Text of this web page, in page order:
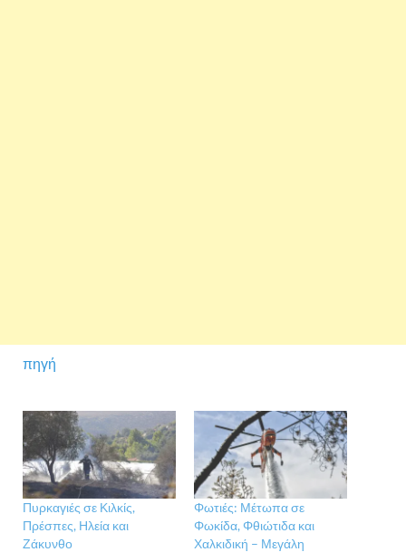
πηγή
Πυρκαγιές σε Κιλκίς,
Πρέσπες, Ηλεία και
Ζάκυνθο
Φωτιές: Μέτωπα σε
Φωκίδα, Φθιώτιδα και
Χαλκιδική – Μεγάλη